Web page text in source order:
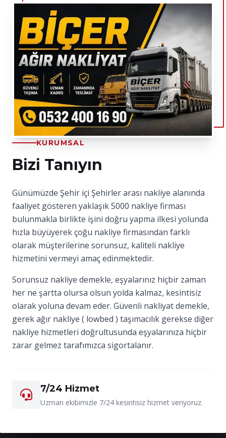
KURUMSAL
Bizi Tanıyın
Günümüzde Şehir içi Şehirler arası nakliye alanında
faaliyet gösteren yaklaşık 5000 nakliye firması
bulunmakla birlikte işini doğru yapma ilkesi yolunda
hızla büyüyerek çoğu nakliye firmasından farklı
olarak müşterilerine sorunsuz, kaliteli nakliye
hizmetini vermeyi amaç edinmektedir.
Sorunsuz nakliye demekle, eşyalarınız hiçbir zaman
her ne şartta olursa olsun yolda kalmaz, kesintisiz
olarak yoluna devam eder. Güvenli nakliyat demekle,
gerek ağır nakliye ( lowbed ) taşımacılık gerekse diğer
nakliye hizmetleri doğrultusunda eşyalarınıza hiçbir
zarar gelmez tarafımızca sigortalanır.
7/24 Hizmet
Uzman ekibimizle 7/24 kesintisiz hizmet veriyoruz.